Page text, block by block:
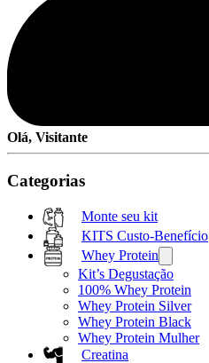
Olá, Visitante
Categorias
Monte seu kit
KITS Custo-Benefício
Whey Protein
Kit’s Degustação
100% Whey Protein
Whey Protein Silver
Whey Protein Black
Whey Protein Mulher
Creatina